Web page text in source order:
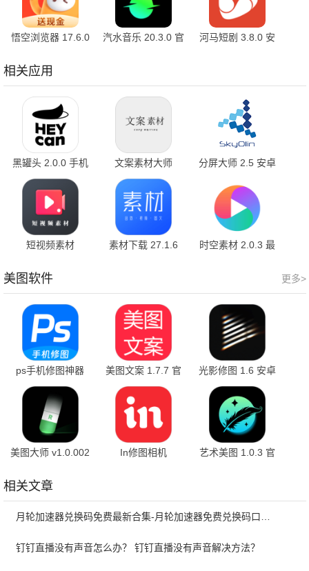
悟空浏览器 17.6.0
汽水音乐 20.3.0 官
河马短剧 3.8.0 安
相关应用
黑罐头 2.0.0 手机
版
文案素材大师
1.1.8 最新版
分屏大师 2.5 安卓
短视频素材
素材下载 27.1.6
时空素材 2.0.3 最
更多>
美图软件
ps手机修图神器
1.12 安卓版
美图文案 1.7.7 官
方版
光影修图 1.6 安卓
版
美图大师 v1.0.002
In修图相机
艺术美图 1.0.3 官
相关文章
钉钉直播没有声音怎么办？ 钉钉直播没有声音解决方法？